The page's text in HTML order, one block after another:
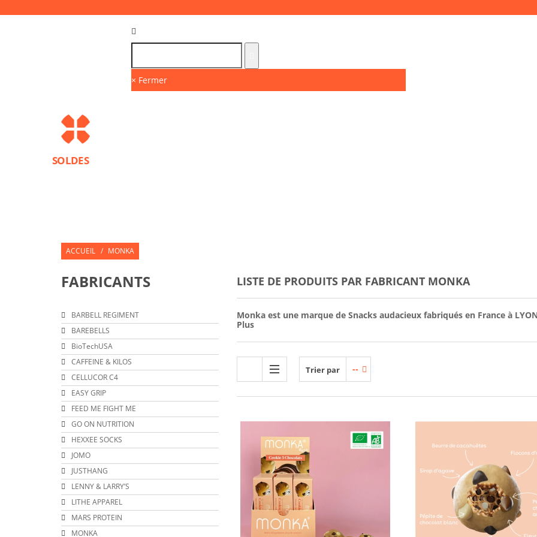
× Fermer
SOLDES
ACCUEIL / MONKA
FABRICANTS
BARBELL REGIMENT
BAREBELLS
BioTechUSA
CAFFEINE & KILOS
CELLUCOR C4
EASY GRIP
FEED ME FIGHT ME
GO ON NUTRITION
HEXXEE SOCKS
JOMO
JUSTHANG
LENNY & LARRY’S
LITHE APPAREL
MARS PROTEIN
MONKA
LISTE DE PRODUITS PAR FABRICANT MONKA
Monka est une marque de Snacks audacieux fabriqués en France à
Plus
Trier par --